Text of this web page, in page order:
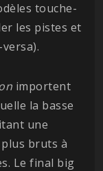
touche-
les pistes et
importent
la basse
une
bruts à
Le final big